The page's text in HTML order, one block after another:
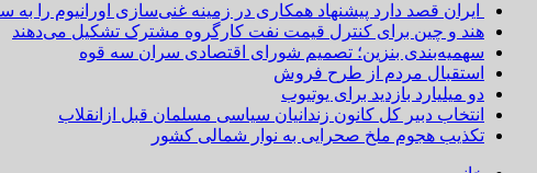
ایران قصد دارد پیشنهاد همکاری در زمینه غنی‌سازی اورانیوم را به
هند و چین برای کنترل قیمت نفت کارگروه مشترک تشکیل می‌دهند
سهمیه‌بندی بنزین؛ تصمیم شورای اقتصادی سران سه قوه
استقبال مردم از طرح فروش
دو میلیارد بازدید برای یوتیوب
انتخاب دبیر کل کانون زندانیان سیاسی مسلمان قبل ازانقلاب
تکذیب هجوم ملخ صحرایی به نوار شمالی کشور